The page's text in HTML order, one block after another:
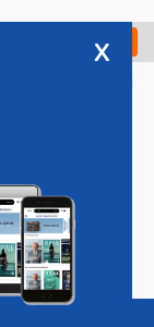
Check in
Vacatures
x